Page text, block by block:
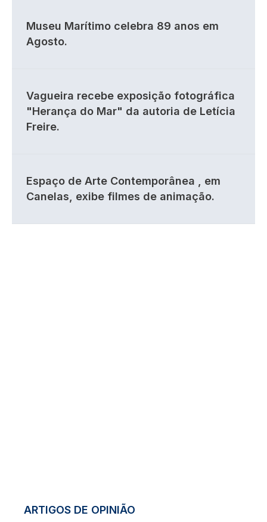
Museu Marítimo celebra 89 anos em
Agosto.
Vagueira recebe exposição fotográfica
"Herança do Mar" da autoria de Letícia
Freire.
Espaço de Arte Contemporânea , em
Canelas, exibe filmes de animação.
ARTIGOS DE OPINIÃO